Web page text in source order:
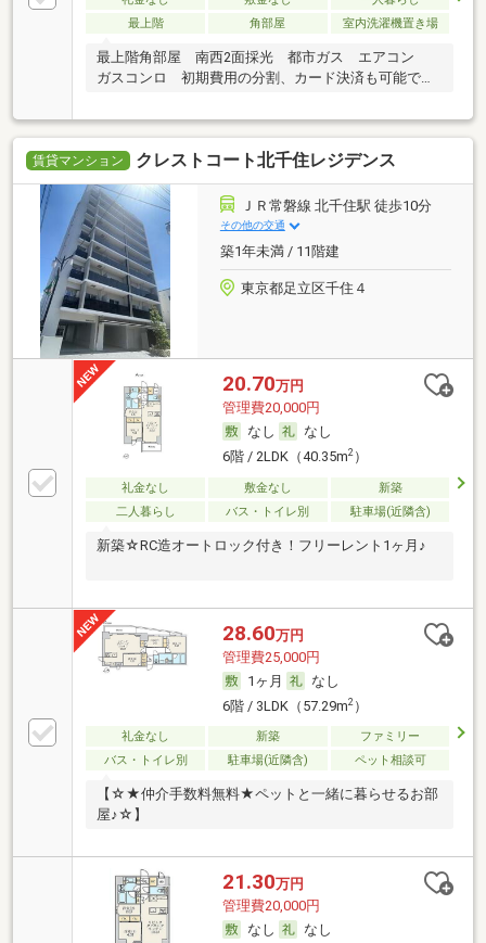
最上階
角部屋 室内洗濯機置き場
最上階角部屋 南西2面採光 都市ガス エアコン
ガスコンロ 初期費用の分割、カード決済も可能で
賃貸マンション クレストコート北千住レジデンス
ＪＲ常磐線 北千住駅 徒歩10分
その他の交通
築1年未満 / 11階建
東京都足立区千住４
20.70万円
管理費20,000円
なし
なし
6階 / 2LDK（40.35m2）
礼金なし 敷金なし
新築
二人暮らし
バス・トイレ別 駐車場(近隣含)
新築☆RC造オートロック付き！フリーレント1ヶ月♪
28.60万円
管理費25,000円
1ヶ月
なし
6階 / 3LDK（57.29m2）
礼金なし 新築
ファミリー
バス・トイレ別
駐車場(近隣含) ペット相談可
【☆★仲介手数料無料★ペットと一緒に暮らせるお部
屋♪☆】
21.30万円
管理費20,000円
なし
なし